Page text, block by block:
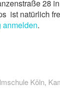
28
ist natürlich
anmelden.
Köln,